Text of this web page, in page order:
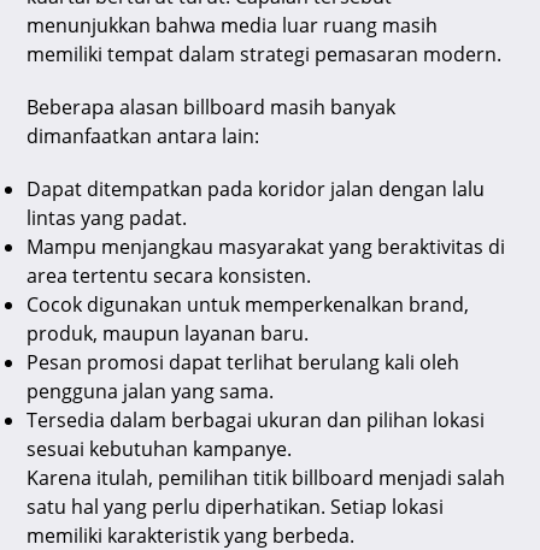
menunjukkan bahwa media luar ruang masih
memiliki tempat dalam strategi pemasaran modern.
Beberapa alasan billboard masih banyak
dimanfaatkan antara lain:
Dapat ditempatkan pada koridor jalan dengan lalu
lintas yang padat.
Mampu menjangkau masyarakat yang beraktivitas di
area tertentu secara konsisten.
Cocok digunakan untuk memperkenalkan brand,
produk, maupun layanan baru.
Pesan promosi dapat terlihat berulang kali oleh
pengguna jalan yang sama.
Tersedia dalam berbagai ukuran dan pilihan lokasi
sesuai kebutuhan kampanye.
Karena itulah, pemilihan titik billboard menjadi salah
satu hal yang perlu diperhatikan. Setiap lokasi
memiliki karakteristik yang berbeda.